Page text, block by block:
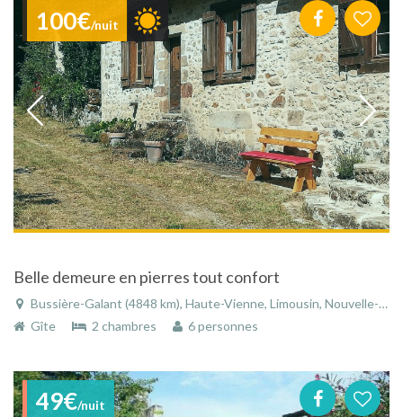
100€/nuit
Belle demeure en pierres tout confort
Bussière-Galant (4848 km), Haute-Vienne, Limousin, Nouvelle-Aquitaine, France
Gîte
2 chambres 6 personnes
49€/nuit